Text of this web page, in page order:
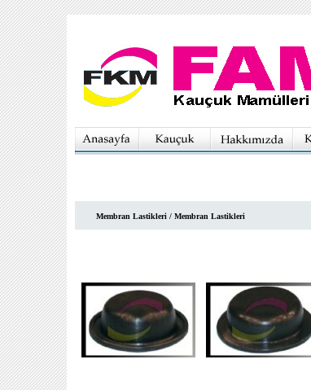
Membran Lastikleri / Membran Lastikleri